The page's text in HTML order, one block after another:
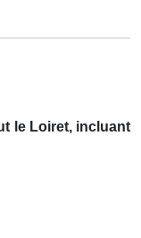
le Loiret, incluant